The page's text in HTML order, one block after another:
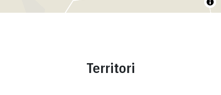
Territori